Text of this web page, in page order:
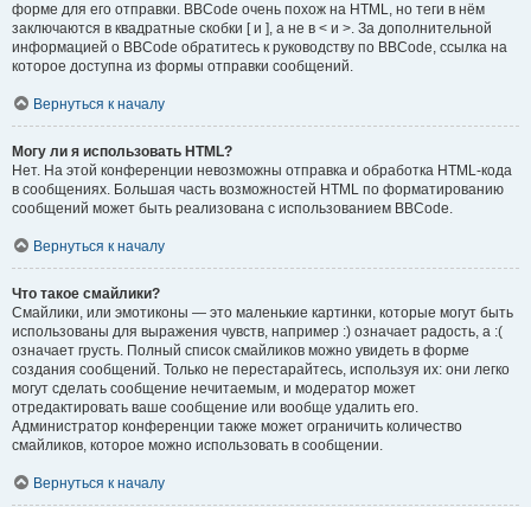
форме для его отправки. BBCode очень похож на HTML, но теги в нём
заключаются в квадратные скобки [ и ], а не в < и >. За дополнительной
информацией о BBCode обратитесь к руководству по BBCode, ссылка на
которое доступна из формы отправки сообщений.
Вернуться к началу
Могу ли я использовать HTML?
Нет. На этой конференции невозможны отправка и обработка HTML-кода
в сообщениях. Большая часть возможностей HTML по форматированию
сообщений может быть реализована с использованием BBCode.
Вернуться к началу
Что такое смайлики?
Смайлики, или эмотиконы — это маленькие картинки, которые могут быть
использованы для выражения чувств, например :) означает радость, а :(
означает грусть. Полный список смайликов можно увидеть в форме
создания сообщений. Только не перестарайтесь, используя их: они легко
могут сделать сообщение нечитаемым, и модератор может
отредактировать ваше сообщение или вообще удалить его.
Администратор конференции также может ограничить количество
смайликов, которое можно использовать в сообщении.
Вернуться к началу